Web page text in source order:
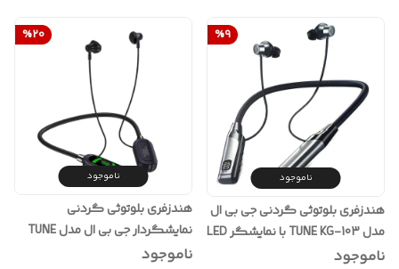
%9
ناموجود
هندزفری بلوتوثی گردنی جی بی ال
مدل TUNE KG-103 با نمایشگر LED
ناموجود
%20
ناموجود
هندزفری بلوتوثی گردنی
نمایشگردار جی بی ال مدل TUNE
YG07
ناموجود